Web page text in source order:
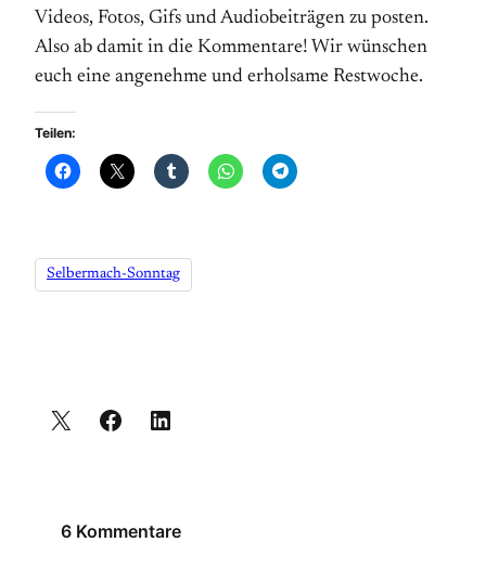
Videos, Fotos, Gifs und Audiobeiträgen zu posten.
Also ab damit in die Kommentare! Wir wünschen
euch eine angenehme und erholsame Restwoche.
Teilen:
Selbermach-Sonntag
6 Kommentare